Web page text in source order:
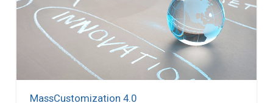
MassCustomization 4.0